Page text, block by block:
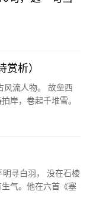
析）
风流人物。 故垒西
岸，卷起千堆雪。
寻白羽， 没在石棱
气。他在六首《塞